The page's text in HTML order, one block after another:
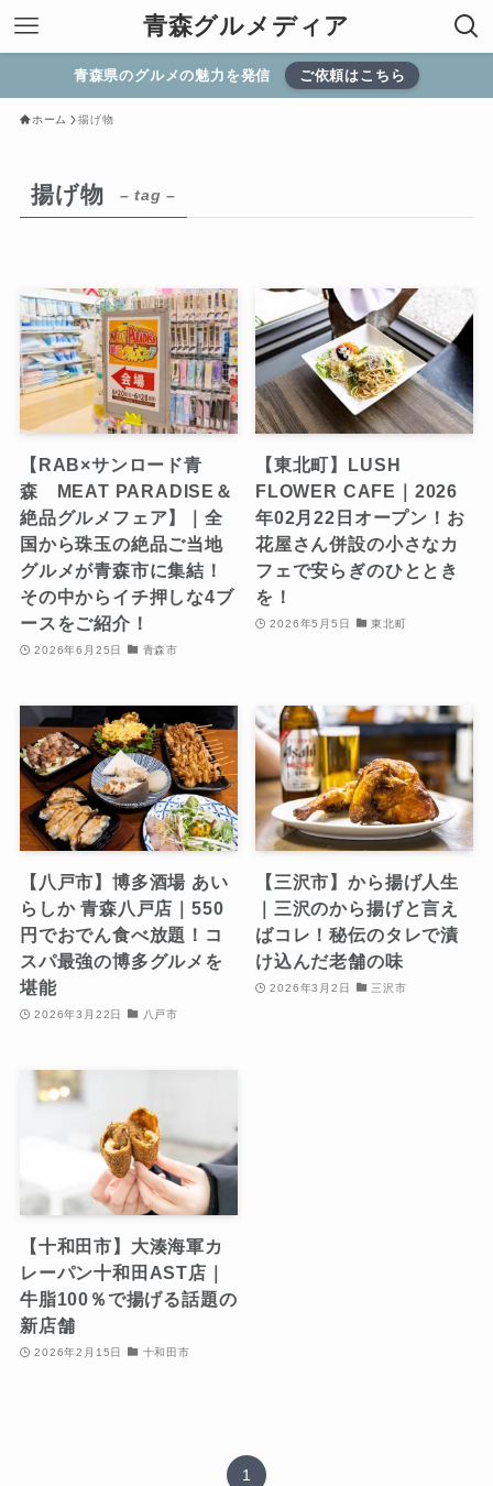
青森グルメディア
青森県のグルメの魅力を発信 ご依頼はこちら
ホーム 揚げ物
揚げ物 – tag –
【RAB×サンロード青
森 MEAT PARADISE＆
絶品グルメフェア】｜全
国から珠玉の絶品ご当地
グルメが青森市に集結！
その中からイチ押しな4ブ
ースをご紹介！
2026年6月25日 青森市
【東北町】LUSH
FLOWER CAFE｜2026
年02月22日オープン！お
花屋さん併設の小さなカ
フェで安らぎのひととき
を！
2026年5月5日 東北町
【八戸市】博多酒場 あい
らしか 青森八戸店｜550
円でおでん食べ放題！コ
スパ最強の博多グルメを
堪能
2026年3月22日 八戸市
【三沢市】から揚げ人生
｜三沢のから揚げと言え
ばコレ！秘伝のタレで漬
け込んだ老舗の味
2026年3月2日 三沢市
【十和田市】大湊海軍カ
レーパン十和田AST店｜
牛脂100％で揚げる話題の
新店舗
2026年2月15日 十和田市
1